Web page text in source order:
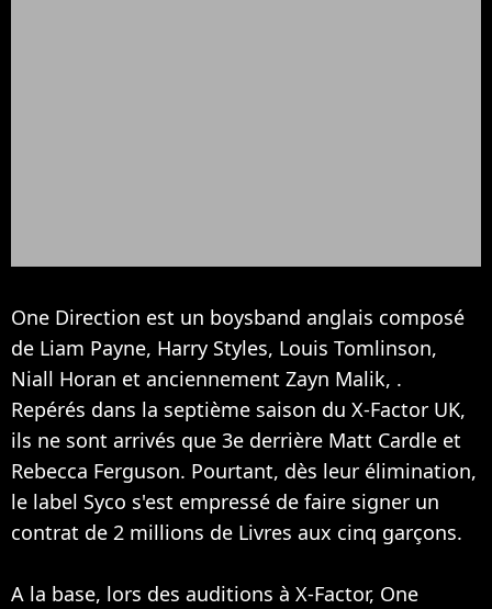
One Direction est un boysband anglais composé
de Liam Payne, Harry Styles, Louis Tomlinson,
Niall Horan et anciennement Zayn Malik, .
Repérés dans la septième saison du X-Factor UK,
ils ne sont arrivés que 3e derrière Matt Cardle et
Rebecca Ferguson. Pourtant, dès leur élimination,
le label Syco s'est empressé de faire signer un
contrat de 2 millions de Livres aux cinq garçons.
A la base, lors des auditions à X-Factor, One